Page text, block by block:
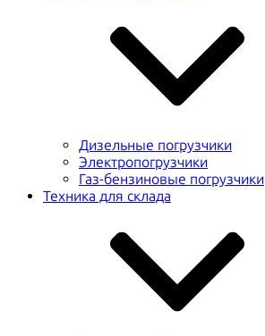
Дизельные погрузчики
Электропогрузчики
Газ-бензиновые погрузчики
Техника для склада